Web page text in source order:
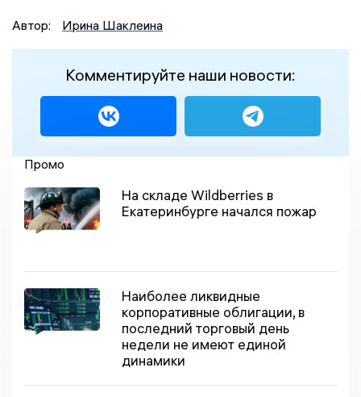
Автор: Ирина Шаклеина
Комментируйте наши новости:
Промо
На складе Wildberries в
Екатеринбурге начался пожар
Наиболее ликвидные
корпоративные облигации, в
последний торговый день
недели не имеют единой
динамики